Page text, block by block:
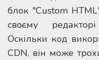
блок "Custom
своєму
Оскільки код
CDN, він може